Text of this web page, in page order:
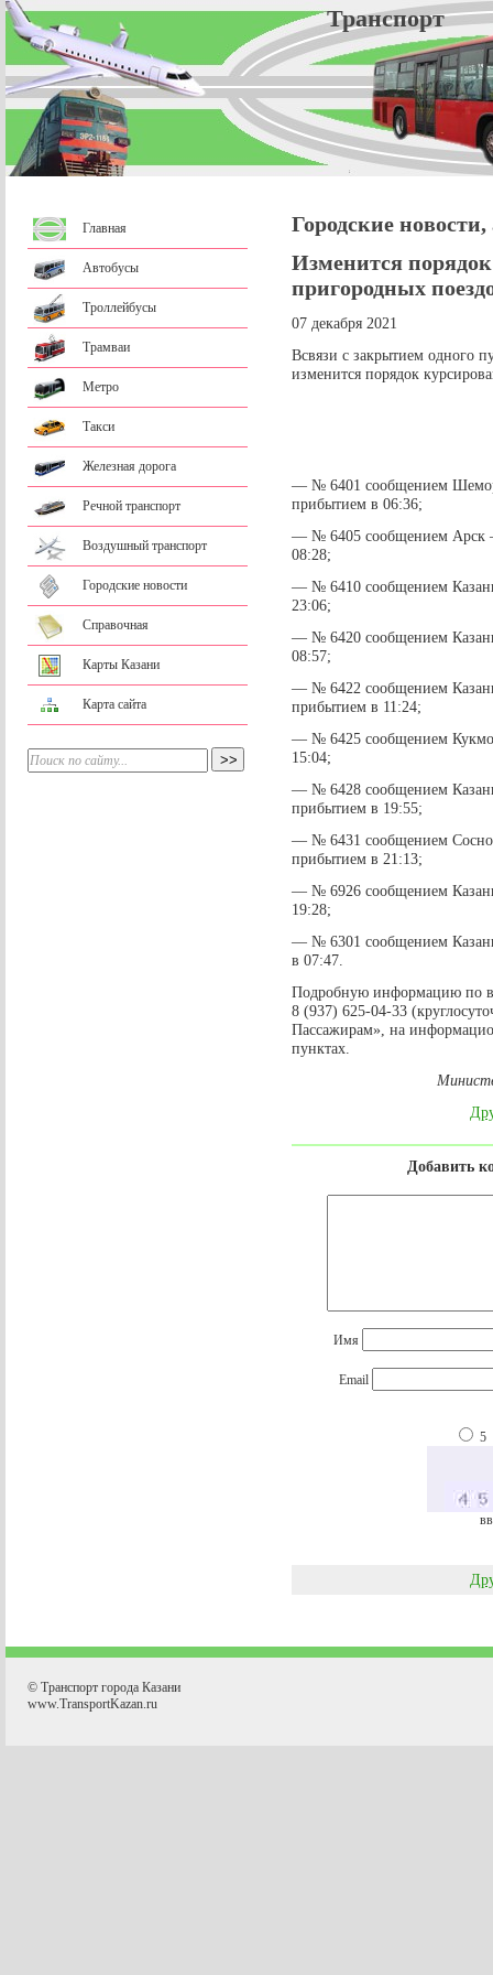
Главная
Автобусы
Троллейбусы
Трамваи
Метро
Такси
Железная дорога
Речной транспорт
Воздушный транспорт
Городские новости
Справочная
Карты Казани
Карта сайта
Городские
Изменится
пригородных
07 декабря 2021
Всвязи с закрытием одного
изменится порядок
— № 6401 сообщением
прибытием в 06:36;
— № 6405 сообщением Арск
08:28;
— № 6410 сообщением
23:06;
— № 6420 сообщением
08:57;
— № 6422 сообщением
прибытием в 11:24;
— № 6425 сообщением
15:04;
— № 6428 сообщением
прибытием в 19:55;
— № 6431 сообщением
прибытием в 21:13;
— № 6926 сообщением
19:28;
— № 6301 сообщением
в 07:47.
Подробную информацию по
8 (937) 625-04-33
Пассажирам», на
пунктах.
Добавить
Имя
Email
5
© Транспорт города Казани
www.TransportKazan.ru